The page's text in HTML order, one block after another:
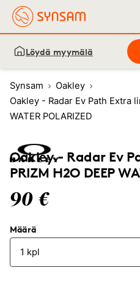
Löydä myymälä
Synsam
Oakley
Oakley - Radar Ev Path Extra
WATER POLARIZED
Oakley - Radar Ev
PRIZM H2O DEEP
90 €
Määrä